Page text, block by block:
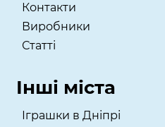
Контакти
Виробники
Статті
Інші міста
Іграшки в Дніпрі